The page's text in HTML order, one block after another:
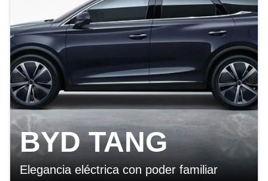
BYD TANG
Elegancia eléctrica con poder familiar